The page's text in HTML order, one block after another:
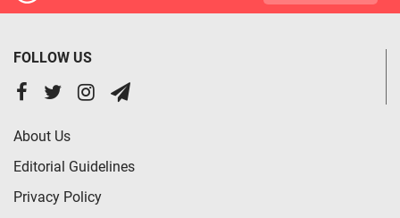
FOLLOW US
About Us
Editorial Guidelines
Privacy Policy